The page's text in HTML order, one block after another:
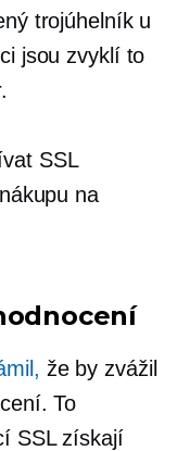
trojúhelník u
jsou zvyklí to
SSL
na
že by zvážil
To
SSL získají